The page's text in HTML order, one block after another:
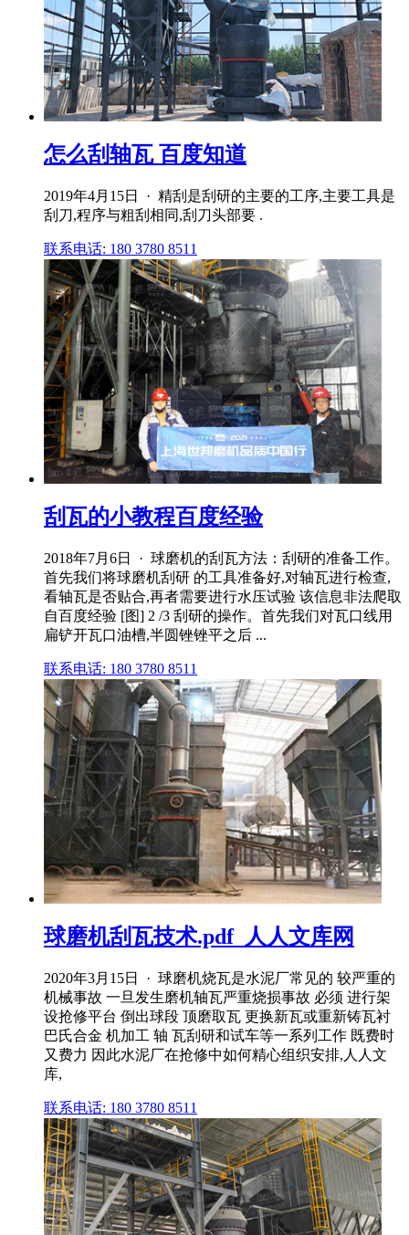
怎么刮轴瓦 百度知道
2019年4月15日 · 精刮是刮研的主要的工序,主要工具是
刮刀,程序与粗刮相同,刮刀头部要 .
联系电话: 180 3780 8511
刮瓦的小教程百度经验
2018年7月6日 · 球磨机的刮瓦方法：刮研的准备工作。
首先我们将球磨机刮研 的工具准备好,对轴瓦进行检查,
看轴瓦是否贴合,再者需要进行水压试验 该信息非法爬取
自百度经验 [图] 2 /3 刮研的操作。首先我们对瓦口线用
扁铲开瓦口油槽,半圆锉锉平之后 ...
联系电话: 180 3780 8511
球磨机刮瓦技术.pdf_人人文库网
2020年3月15日 · 球磨机烧瓦是水泥厂常见的 较严重的
机械事故 一旦发生磨机轴瓦严重烧损事故 必须 进行架
设抢修平台 倒出球段 顶磨取瓦 更换新瓦或重新铸瓦衬
巴氏合金 机加工 轴 瓦刮研和试车等一系列工作 既费时
又费力 因此水泥厂在抢修中如何精心组织安排,人人文
库,
联系电话: 180 3780 8511